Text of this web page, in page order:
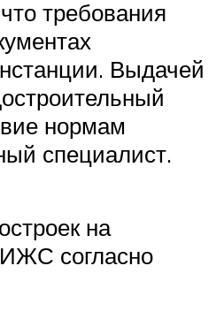
требования
Выдачей
нормам
специалист.
на
согласно